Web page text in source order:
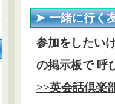
一緒に行く
参加をしたい
の掲示板で 呼
>>英会話倶楽